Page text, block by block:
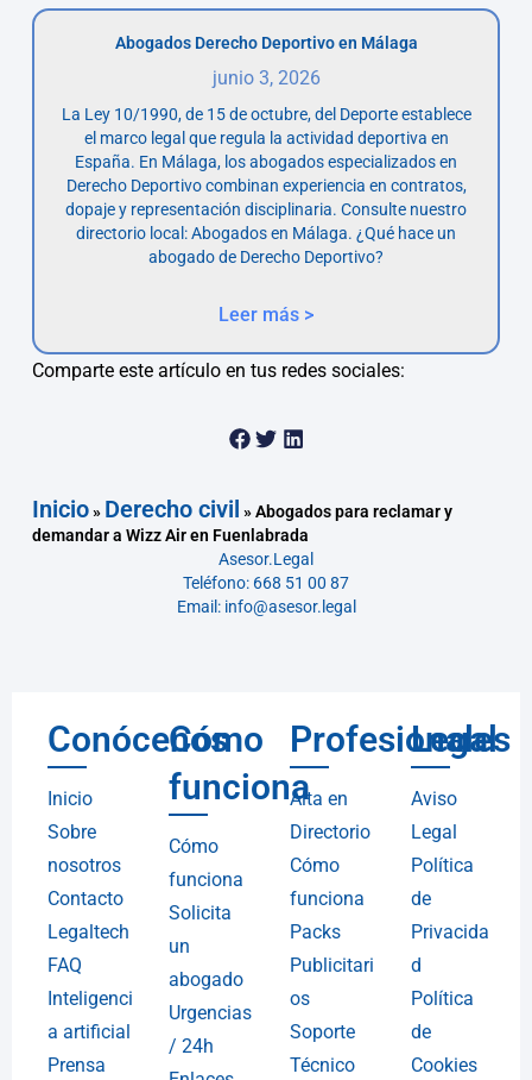
Abogados Derecho Deportivo en Málaga
junio 3, 2026
La Ley 10/1990, de 15 de octubre, del Deporte establece
el marco legal que regula la actividad deportiva en
España. En Málaga, los abogados especializados en
Derecho Deportivo combinan experiencia en contratos,
dopaje y representación disciplinaria. Consulte nuestro
directorio local: Abogados en Málaga. ¿Qué hace un
abogado de Derecho Deportivo?
Leer más >
Comparte este artículo en tus redes sociales:
Inicio» Derecho civil »Abogados para reclamar y
demandar a Wizz Air en Fuenlabrada
Asesor.Legal
Teléfono: 668 51 00 87
Email: info@asesor.legal
Conócenos
Inicio
Sobre
nosotros
Contacto
Legaltech
FAQ
Inteligenci
a artificial
Prensa
Cómo
funciona
Cómo
funciona
Solicita
un
abogado
Urgencias
/ 24h
Profesionales
Alta en
Directorio
Cómo
funciona
Packs
Publicitari
os
Soporte
Técnico
Legal
Aviso
Legal
Política
de
Privacida
d
Política
de
Cookies